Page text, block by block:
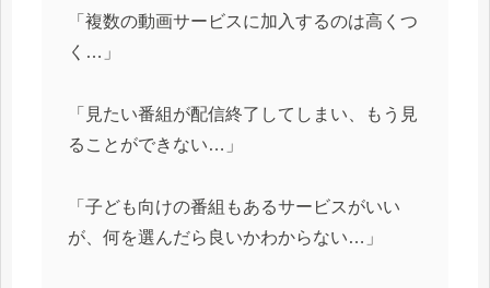
「複数の動画サービスに加入するのは高くつ
く…」
「見たい番組が配信終了してしまい、もう見
ることができない…」
「子ども向けの番組もあるサービスがいい
が、何を選んだら良いかわからない…」